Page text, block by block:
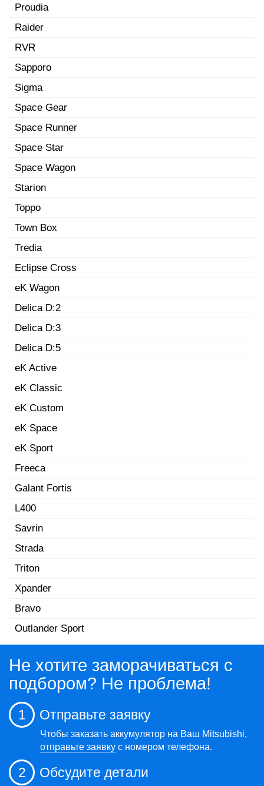
Proudia
Raider
RVR
Sapporo
Sigma
Space Gear
Space Runner
Space Star
Space Wagon
Starion
Toppo
Town Box
Tredia
Eclipse Cross
eK Wagon
Delica D:2
Delica D:3
Delica D:5
eK Active
eK Classic
eK Custom
eK Space
eK Sport
Freeca
Galant Fortis
L400
Savrin
Strada
Triton
Xpander
Bravo
Outlander Sport
Не хотите заморачиваться с
подбором? Не проблема!
1 Отправьте заявку
Чтобы заказать аккумулятор на Ваш Mitsubishi,
отправьте заявку с номером телефона.
2 Обсудите детали